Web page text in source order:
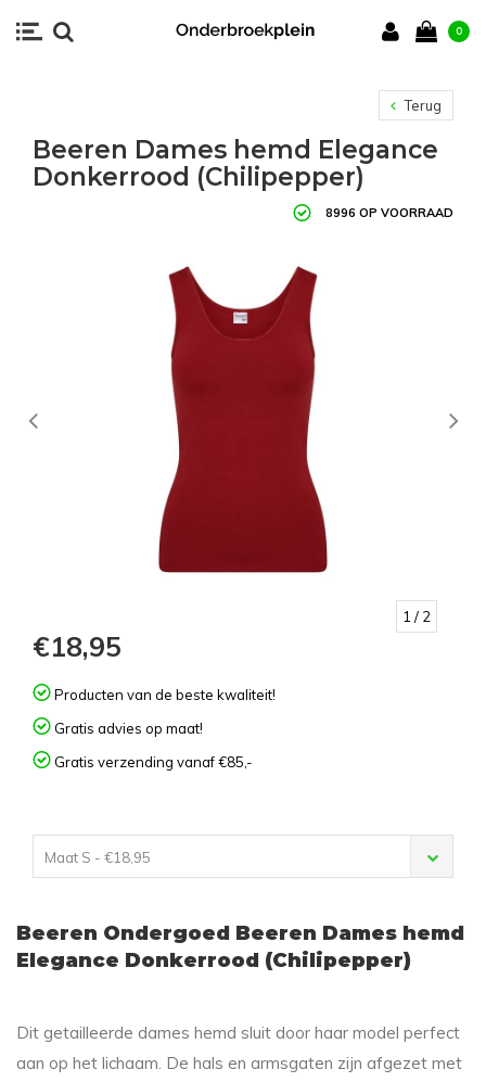
0
Terug
Beeren Dames hemd Elegance
Donkerrood (Chilipepper)
8996 OP VOORRAAD
1 / 2
€18,95
Producten van de beste kwaliteit!
Gratis advies op maat!
Gratis verzending vanaf €85,-
Maat S - €18,95
Beeren Ondergoed Beeren Dames hemd
Elegance Donkerrood (Chilipepper)
Dit getailleerde dames hemd sluit door haar model perfect
aan op het lichaam. De hals en armsgaten zijn afgezet met